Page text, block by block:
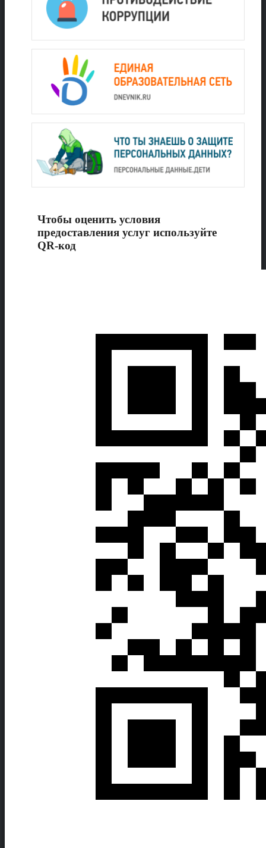
Чтобы оценить условия
предоставления услуг используйте
QR-код